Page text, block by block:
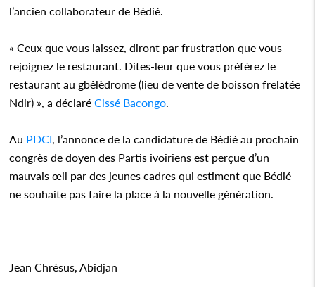
l’ancien collaborateur de Bédié.
« Ceux que vous laissez, diront par frustration que vous
rejoignez le restaurant. Dites-leur que vous préférez le
restaurant au gbêlèdrome (lieu de vente de boisson frelatée
Ndlr) », a déclaréCissé Bacongo.
Au PDCI, l’annonce de la candidature de Bédié au prochain
congrès de doyen des Partis ivoiriens est perçue d’un
mauvais œil par des jeunes cadres qui estiment que Bédié
ne souhaite pas faire la place à la nouvelle génération.
Jean Chrésus, Abidjan